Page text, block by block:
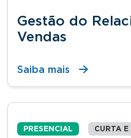
Gestão do
Vendas
Saiba mais
PRESENCIAL CURTA E